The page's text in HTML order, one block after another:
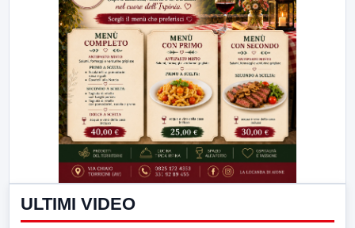
ULTIMI VIDEO